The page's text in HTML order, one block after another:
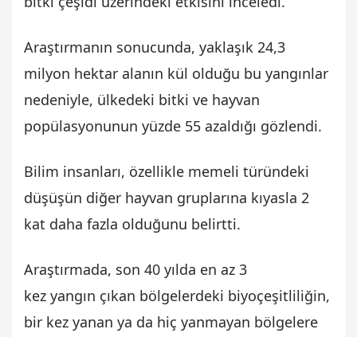
Araştırmanın sonucunda, yaklaşık 24,3
milyon hektar alanın kül olduğu bu yangınlar
nedeniyle, ülkedeki bitki ve hayvan
popülasyonunun yüzde 55 azaldığı gözlendi.
Bilim insanları, özellikle memeli türündeki
düşüşün diğer hayvan gruplarına kıyasla 2
kat daha fazla olduğunu belirtti.
Araştırmada, son 40 yılda en az 3
kez yangın çıkan bölgelerdeki biyoçeşitliliğin,
bir kez yanan ya da hiç yanmayan bölgelere